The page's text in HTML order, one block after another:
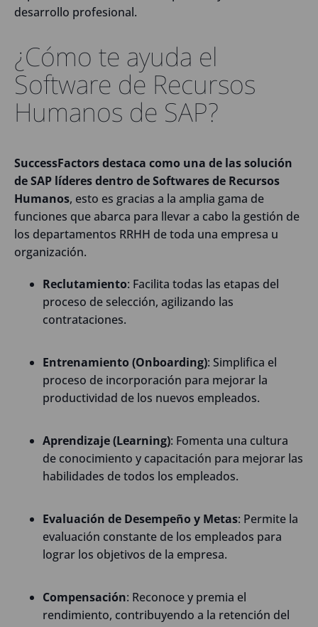
desarrollo profesional.
¿Cómo te ayuda el
Software de Recursos
Humanos de SAP?
SuccessFactors destaca como una de las solución
de SAP líderes dentro de Softwares de Recursos
Humanos, esto es gracias a la amplia gama de
funciones que abarca para llevar a cabo la gestión de
los departamentos RRHH de toda una empresa u
organización.
Reclutamiento: Facilita todas las etapas del
proceso de selección, agilizando las
contrataciones.
Entrenamiento (Onboarding): Simplifica el
proceso de incorporación para mejorar la
productividad de los nuevos empleados.
Aprendizaje (Learning): Fomenta una cultura
de conocimiento y capacitación para mejorar las
habilidades de todos los empleados.
Evaluación de Desempeño y Metas: Permite la
evaluación constante de los empleados para
lograr los objetivos de la empresa.
Compensación: Reconoce y premia el
rendimiento, contribuyendo a la retención del